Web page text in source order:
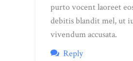
purto vocent laoreet
debitis blandit mel, ut
vivendum accusata.
Reply